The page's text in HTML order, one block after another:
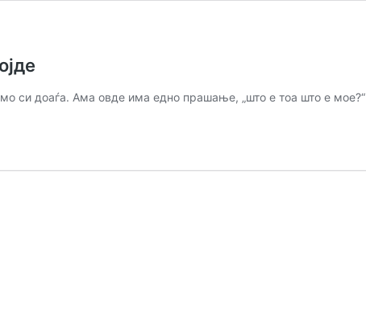
си доаѓа. Ама овде има едно прашање, „што е тоа што е мое?“